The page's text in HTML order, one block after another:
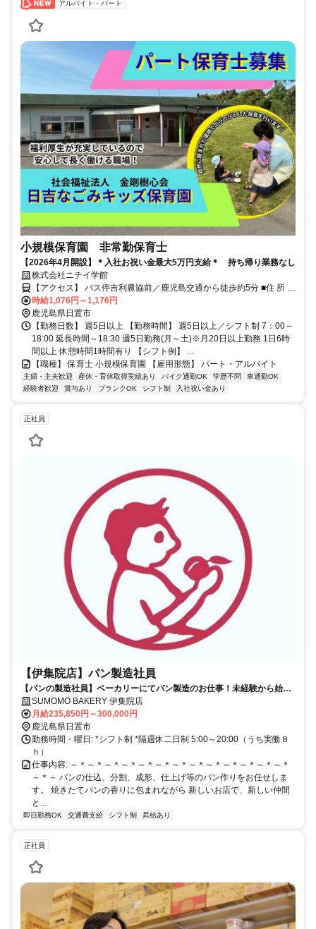
アルバイト・パート
小規模保育園 非常勤保育士
【2026年4月開設】＊入社お祝い金最大5万円支給＊ 持ち帰り業務なし
株式会社ニチイ学館
【アクセス】 バス停吉利農協前／鹿児島交通から徒歩約5分 ■住 所 鹿
児島県 日置市 日吉町吉利3050 ■アクセス バス停吉利農協前／鹿児島
交通から徒歩約5分
時給1,076円～1,176円
鹿児島県日置市
【勤務日数】 週5日以上 【勤務時間】 週5日以上／シフト制 7：00～
18:00 延長時間～18:30 週5日勤務(月～土)※月20日以上勤務 1日6時
間以上 休憩時間1時間有り 【シフト例】 ...
【職種】 保育士 小規模保育園 【雇用形態】 パート・アルバイト
主婦・主夫歓迎 産休・育休取得実績あり バイク通勤OK 学歴不問
車通勤OK
経験者歓迎
賞与あり ブランクOK シフト制 入社祝い金あり
正社員
【伊集院店】パン製造社員
【パンの製造社員】ベーカリーにてパン製造のお仕事！未経験から始め
た方も多数！一から丁寧にお教えしますので製造未経験の方でも安心♪
SUMOMO BAKERY 伊集院店
月給235,850円～300,000円
鹿児島県日置市
勤務時間・曜日: *シフト制 *隔週休二日制 5:00～20:00（うち実働８
ｈ）
仕事内容: ～＊～＊～＊～＊～＊～＊～＊～＊～＊～＊～＊～＊～＊
～＊～ パンの仕込、分割、成形、仕上げ等のパン作りをお任せしま
す。 焼きたてパンの香りに包まれながら 新しいお店で、新しい仲間
と...
即日勤務OK 交通費支給 シフト制 昇給あり
正社員